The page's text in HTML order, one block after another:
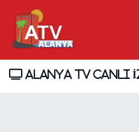
ALANYA TV CANLI